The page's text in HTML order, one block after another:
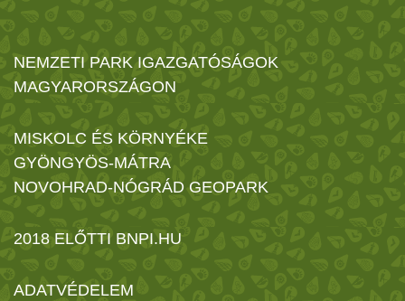
NEMZETI PARK IGAZGATÓSÁGOK
MAGYARORSZÁGON
MISKOLC ÉS KÖRNYÉKE
GYÖNGYÖS-MÁTRA
NOVOHRAD-NÓGRÁD GEOPARK
2018 ELŐTTI BNPI.HU
ADATVÉDELEM